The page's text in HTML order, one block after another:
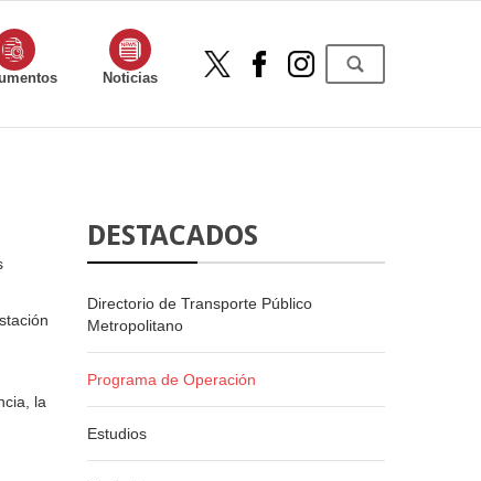
Noticias
la
DESTACADOS
Directorio de Transporte Público
Metropolitano
Programa de Operación
Estudios